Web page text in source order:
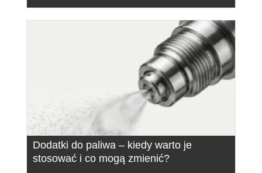
Dodatki do paliwa – kiedy warto je
stosować i co mogą zmienić?